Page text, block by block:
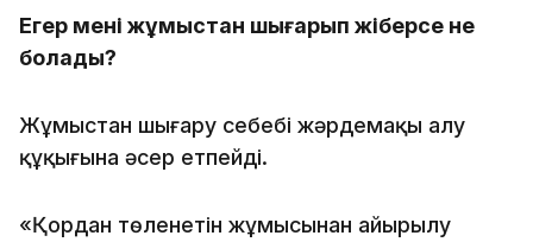
Егер мені жұмыстан шығарып жіберсе не
болады?
Жұмыстан шығару себебі жәрдемақы алу
құқығына әсер етпейді.
«Қордан төленетін жұмысынан айырылу